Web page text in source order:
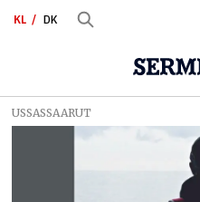
KL DK
Tag:
socialt
USSASSAARUT